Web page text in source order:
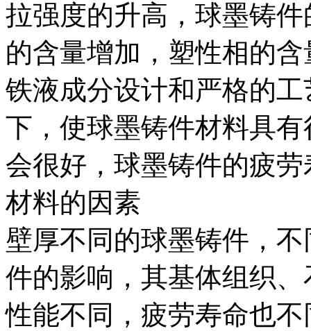
拉强度的升高，球墨铸
的含量增加，塑性相的
铁液成分设计和严格的
下，使球墨铸件材料具
会很好，球墨铸件的疲
材料的因素
壁厚不同的球墨铸件，
件的影响，其基体组织
性能不同，疲劳寿命也